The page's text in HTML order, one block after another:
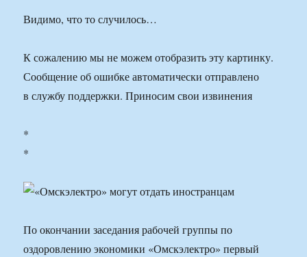
Видимо, что то случилось…
К сожалению мы не можем отобразить эту картинку.
Сообщение об ошибке автоматически отправлено
в службу поддержки. Приносим свои извинения
*
*
По окончании заседания рабочей группы по
оздоровлению экономики «Омскэлектро» первый